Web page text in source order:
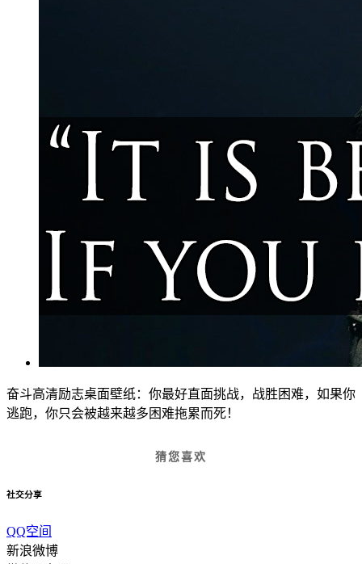
奋斗高清励志桌面壁纸：你最好直面挑战，战胜困难，如果你
逃跑，你只会被越来越多困难拖累而死！
猜您喜欢
社交分享
QQ空间
新浪微博